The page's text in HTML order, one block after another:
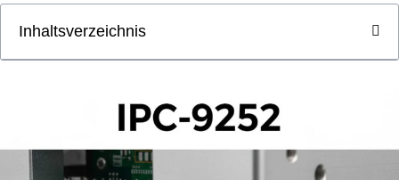
Inhaltsverzeichnis